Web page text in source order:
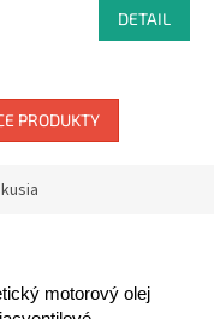
DETAIL
PRODUKTY
motorový olej